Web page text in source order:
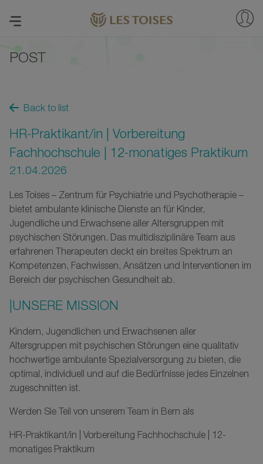
POST
Back to list
HR-Praktikant/in | Vorbereitung
Fachhochschule | 12-monatiges Praktikum
21.04.2026
Les Toises – Zentrum für Psychiatrie und Psychotherapie –
bietet ambulante klinische Dienste an für Kinder,
Jugendliche und Erwachsene aller Altersgruppen mit
psychischen Störungen. Das multidisziplinäre Team aus
erfahrenen Therapeuten deckt ein breites Spektrum an
Kompetenzen, Fachwissen, Ansätzen und Interventionen im
Bereich der psychischen Gesundheit ab.
|UNSERE MISSION
Kindern, Jugendlichen und Erwachsenen aller
Altersgruppen mit psychischen Störungen eine qualitativ
hochwertige ambulante Spezialversorgung zu bieten, die
optimal, individuell und auf die Bedürfnisse jedes Einzelnen
zugeschnitten ist.
Werden Sie Teil von unserem Team in Bern als
HR-Praktikant/in | Vorbereitung Fachhochschule | 12-
monatiges Praktikum